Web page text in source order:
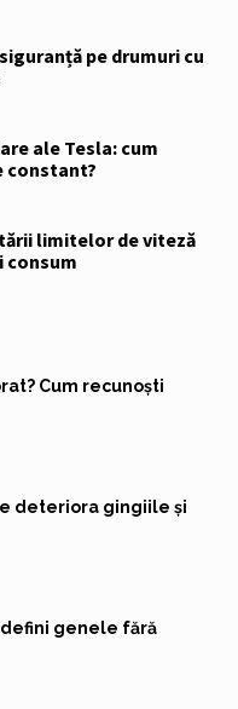
pe drumuri cu
ale Tesla: cum
constant?
limitelor de viteză
consum
Cum recunoști
deteriora gingiile și
defini genele fără